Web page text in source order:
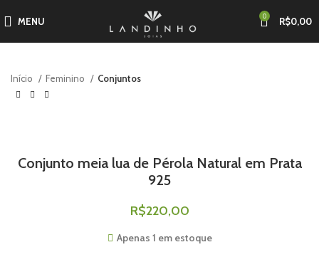
MENU 0 R$0,00
Início Feminino Conjuntos
Conjunto meia lua de Pérola Natural em Prata
925
R$220,00
Apenas 1 em estoque